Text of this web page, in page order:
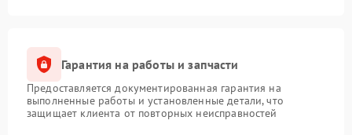
Гарантия на работы и запчасти
Предоставляется документированная гарантия на
выполненные работы и установленные детали, что
защищает клиента от повторных неисправностей